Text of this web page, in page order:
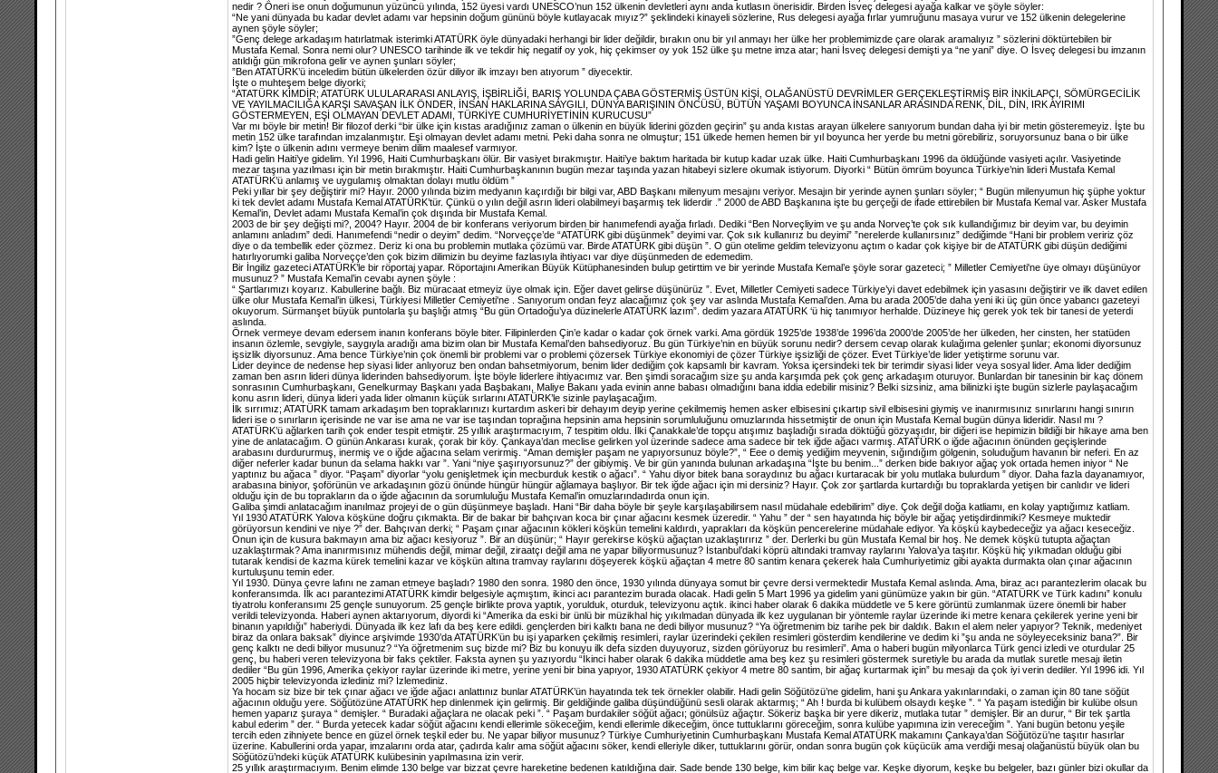
nedir ? Öneri ise onun doğumunun yüzüncü yılında, 152 üyesi vardı UNESCO’nun 152 ülkenin devletleri aynı anda kutlasın önerisidir. Birden İsveç delegesi ayağa kalkar ve şöyle söyler:
“Ne yani dünyada bu kadar devlet adamı var hepsinin doğum gününü böyle kutlayacak mıyız?” şeklindeki kinayeli sözlerine, Rus delegesi ayağa fırlar yumruğunu masaya vurur ve 152 ülkenin delegelerine
aynen şöyle söyler;
”Genç delege arkadaşım hatırlatmak isterimki ATATÜRK öyle dünyadaki herhangi bir lider değildir, bırakın onu bir yıl anmayı her ülke her problemimizde çare olarak aramalıyız ” sözlerini döktürtebilen bir
Mustafa Kemal. Sonra nemi olur? UNESCO tarihinde ilk ve tekdir hiç negatif oy yok, hiç çekimser oy yok 152 ülke şu metne imza atar; hani İsveç delegesi demişti ya “ne yani” diye. O İsveç delegesi bu imzanın
atıldığı gün mikrofona gelir ve aynen şunları söyler;
”Ben ATATÜRK’ü inceledim bütün ülkelerden özür diliyor ilk imzayı ben atıyorum ” diyecektir.
İşte o muhteşem belge diyorki;
“ATATÜRK KİMDİR; ATATÜRK ULULARARASI ANLAYIŞ, İŞBİRLİĞİ, BARIŞ YOLUNDA ÇABA GÖSTERMİŞ ÜSTÜN KİŞİ, OLAĞANÜSTÜ DEVRİMLER GERÇEKLEŞTİRMİŞ BİR İNKİLAPÇI, SÖMÜRGECİLİK
VE YAYILMACILIĞA KARŞI SAVAŞAN İLK ÖNDER, İNSAN HAKLARINA SAYGILI, DÜNYA BARIŞININ ÖNCÜSÜ, BÜTÜN YAŞAMI BOYUNCA İNSANLAR ARASINDA RENK, DİL, DİN, IRK AYIRIMI
GÖSTERMEYEN, EŞİ OLMAYAN DEVLET ADAMI, TÜRKİYE CUMHURİYETİNİN KURUCUSU”
Var mı böyle bir metin! Bir filozof derki “bir ülke için kıstas aradığınız zaman o ülkenin en büyük liderini gözden geçirin” şu anda kıstas arayan ülkelere sanıyorum bundan daha iyi bir metin gösteremeyiz. İşte bu
metin 152 ülke tarafından imzalanmıştır. Eşi olmayan devlet adamı metni. Peki daha sonra ne olmuştur; 151 ülkede hemen hemen bir yıl boyunca her yerde bu metni görebiliriz, soruyorsunuz bana o bir ülke
kim? İşte o ülkenin adını vermeye benim dilim maalesef varmıyor.
Hadi gelin Haiti’ye gidelim. Yıl 1996, Haiti Cumhurbaşkanı ölür. Bir vasiyet bırakmıştır. Haiti’ye baktım haritada bir kutup kadar uzak ülke. Haiti Cumhurbaşkanı 1996 da öldüğünde vasiyeti açılır. Vasiyetinde
mezar taşına yazılması için bir metin bırakmıştır. Haiti Cumhurbaşkanının bugün mezar taşında yazan hitabeyi sizlere okumak istiyorum. Diyorki “ Bütün ömrüm boyunca Türkiye’nin lideri Mustafa Kemal
ATATÜRK’ü anlamış ve uygulamış olmaktan dolayı mutlu öldüm ”
Peki yıllar bir şey değiştirir mi? Hayır. 2000 yılında bizim medyanın kaçırdığı bir bilgi var, ABD Başkanı milenyum mesajını veriyor. Mesajın bir yerinde aynen şunları söyler; “ Bugün milenyumun hiç şüphe yoktur
ki tek devlet adamı Mustafa Kemal ATATÜRK’tür. Çünkü o yılın değil asrın lideri olabilmeyi başarmış tek liderdir .” 2000 de ABD Başkanına işte bu gerçeği de ifade ettirebilen bir Mustafa Kemal var. Asker Mustafa
Kemal’in, Devlet adamı Mustafa Kemal’in çok dışında bir Mustafa Kemal.
2003 de bir şey değişti mi?, 2004? Hayır. 2004 de bir konferans veriyorum birden bir hanımefendi ayağa fırladı. Dediki “Ben Norveçliyim ve şu anda Norveç’te çok sık kullandığımız bir deyim var, bu deyimin
anlamını anladım” dedi. Hanımefendi “nedir o deyim” dedim. “Norveççe’de “ATATÜRK gibi düşünmek” deyimi var. Çok sık kullanırız bu deyimi” ”nerelerde kullanırsınız” dediğimde “Hani bir problem veririz çöz
diye o da tembellik eder çözmez. Deriz ki ona bu problemin mutlaka çözümü var. Birde ATATÜRK gibi düşün ”. O gün otelime geldim televizyonu açtım o kadar çok kişiye bir de ATATÜRK gibi düşün dediğimi
hatırlıyorumki galiba Norveççe’den çok bizim dilimizin bu deyime fazlasıyla ihtiyacı var diye düşünmeden de edemedim.
Bir İngiliz gazeteci ATATÜRK’le bir röportaj yapar. Röportajını Amerikan Büyük Kütüphanesinden bulup getirttim ve bir yerinde Mustafa Kemal’e şöyle sorar gazeteci; ” Milletler Cemiyeti'ne üye olmayı düşünüyor
musunuz? ” Mustafa Kemal’in cevabı aynen şöyle :
“ Şartlarımızı koyarız. Kabullerine bağlı. Biz müracaat etmeyiz üye olmak için. Eğer davet gelirse düşünürüz ”. Evet, Milletler Cemiyeti sadece Türkiye’yi davet edebilmek için yasasını değiştirir ve ilk davet edilen
ülke olur Mustafa Kemal’in ülkesi, Türkiyesi Milletler Cemiyeti'ne . Sanıyorum ondan feyz alacağımız çok şey var aslında Mustafa Kemal’den. Ama bu arada 2005’de daha yeni iki üç gün önce yabancı gazeteyi
okuyorum. Sürmanşet büyük puntolarla şu başlığı atmış “Bu gün Ortadoğu’ya düzinelerle ATATÜRK lazım”. dedim yazara ATATÜRK ‘ü hiç tanımıyor herhalde. Düzineye hiç gerek yok tek bir tanesi de yeterdi
aslında.
Örnek vermeye devam edersem inanın konferans böyle biter. Filipinlerden Çin’e kadar o kadar çok örnek varki. Ama gördük 1925’de 1938’de 1996’da 2000’de 2005’de her ülkeden, her cinsten, her statüden
insanın özlemle, sevgiyle, saygıyla aradığı ama bizim olan bir Mustafa Kemal’den bahsediyoruz. Bu gün Türkiye’nin en büyük sorunu nedir? dersem cevap olarak kulağıma gelenler şunlar; ekonomi diyorsunuz
işsizlik diyorsunuz. Ama bence Türkiye’nin çok önemli bir problemi var o problemi çözersek Türkiye ekonomiyi de çözer Türkiye işsizliği de çözer. Evet Türkiye’de lider yetiştirme sorunu var.
Lider deyince de nedense hep siyasi lider anlıyoruz ben ondan bahsetmiyorum, benim lider dediğim çok kapsamlı bir kavram. Yoksa içersindeki tek bir terimdir siyasi lider veya sosyal lider. Ama lider dediğim
zaman ben asrın lideri dünya liderinden bahsediyorum. İşte böyle liderlere ihtiyacımız var. Ben şimdi soracağım size şu anda karşımda pek çok genç arkadaşım oturuyor. Bunlardan bir tanesinin bir kaç dönem
sonrasının Cumhurbaşkanı, Genelkurmay Başkanı yada Başbakanı, Maliye Bakanı yada evinin anne babası olmadığını bana iddia edebilir misiniz? Belki sizsiniz, ama bilinizki işte bugün sizlerle paylaşacağım
konu asrın lideri, dünya lideri yada lider olmanın küçük sırlarını ATATÜRK’le sizinle paylaşacağım.
İlk sırrımız; ATATÜRK tamam arkadaşım ben topraklarınızı kurtardım askeri bir dehayım deyip yerine çekilmemiş hemen asker elbisesini çıkartıp sivil elbisesini giymiş ve inanırmısınız sınırlarını hangi sınırın
lideri ise o sınırların içerisinde ne var ise ama ne var ise taşından toprağına hepsinin ama hepsinin sorumluluğunu omuzlarında hissetmiştir de onun için Mustafa Kemal bugün dünya lideridir. Nasıl mı ?
ATATÜRK’ü ağlarken tarih çok ender tespit etmiştir. 25 yıllık araştırmacıyım, 7 tespitim oldu. İlki Çanakkale’de topçu atışımız başladığı sırada döktüğü gözyaşıdır, bir diğeri ise hepimizin bildiği bir hikaye ama ben
yine de anlatacağım. O günün Ankarası kurak, çorak bir köy. Çankaya’dan meclise gelirken yol üzerinde sadece ama sadece bir tek iğde ağacı varmış. ATATÜRK o iğde ağacının önünden geçişlerinde
arabasını durdururmuş, inermiş ve o iğde ağacına selam verirmiş. “Aman demişler paşam ne yapıyorsunuz böyle?”, “ Eee o demiş yediğim meyvenin, sığındığım gölgenin, soluduğum havanın bir neferi. En az
diğer neferler kadar bunun da selama hakkı var ”. Yani “niye şaşırıyorsunuz?” der gibiymiş. Ve bir gün yanında bulunan arkadaşına “İşte bu benim...” derken bide bakıyor ağaç yok ortada hemen iniyor “ Ne
yaptınız bu ağaca ” diyor. “Paşam” diyorlar “yolu genişletmek için mecburduk kestik o ağacı”. “ Yahu diyor bitek bana soraydınız bu ağacı kurtaracak bir yolu mutlaka bulurdum ” diyor. Daha fazla dayanamıyor,
arabasına biniyor, şoförünün ve arkadaşının gözü önünde hüngür hüngür ağlamaya başlıyor. Bir tek iğde ağacı için mi dersiniz? Hayır. Çok zor şartlarda kurtardığı bu topraklarda yetişen bir canlıdır ve lideri
olduğu için de bu toprakların da o iğde ağacının da sorumluluğu Mustafa Kemal’in omuzlarındadırda onun için.
Galiba şimdi anlatacağım inanılmaz projeyi de o gün düşünmeye başladı. Hani “Bir daha böyle bir şeyle karşılaşabilirsem nasıl müdahale edebilirim” diye. Çok değil doğa katliamı, en kolay yaptığımız katliam.
Yıl 1930 ATATÜRK Yalova köşküne doğru çıkmakta. Bir de bakar bir bahçıvan koca bir çınar ağacını kesmek üzeredir. “ Yahu ” der “ sen hayatında hiç böyle bir ağaç yetişdirdinmiki? Kesmeye muktedir
görüyorsun kendini ve niye ?” der. Bahçıvan derki; “ Paşam çınar ağacının kökleri köşkün temelini kaldırdı, yaprakları da köşkün pencerelerine müdahale ediyor. Ya köşkü kaybedeceğiz ya ağacı keseceğiz.
Onun için de kusura bakmayın ama biz ağacı kesiyoruz ”. Bir an düşünür; “ Hayır gerekirse köşkü ağaçtan uzaklaştırırız ” der. Derlerki bu gün Mustafa Kemal bir hoş. Ne demek köşkü tutupta ağaçtan
uzaklaştırmak? Ama inanırmısınız mühendis değil, mimar değil, ziraatçı değil ama ne yapar biliyormusunuz? İstanbul’daki köprü altındaki tramvay raylarını Yalova’ya taşıtır. Köşkü hiç yıkmadan olduğu gibi
tutarak kendisi de kazma kürek temelini kazar ve köşkün altına tramvay raylarını döşeyerek köşkü ağaçtan 4 metre 80 santim kenara çekerek hala Cumhuriyetimiz gibi ayakta durmakta olan çınar ağacının
kurtuluşunu temin eder.
Yıl 1930. Dünya çevre lafını ne zaman etmeye başladı? 1980 den sonra. 1980 den önce, 1930 yılında dünyaya somut bir çevre dersi vermektedir Mustafa Kemal aslında. Ama, biraz acı parantezlerim olacak bu
konferansımda. İlk acı parantezimi ATATÜRK kimdir belgesiyle açmıştım, ikinci acı parantezim burada olacak. Hadi gelin 5 Mart 1996 ya gidelim yani günümüze yakın bir gün. “ATATÜRK ve Türk kadını” konulu
tiyatrolu konferansımı 25 gençle sunuyorum. 25 gençle birlikte prova yaptık, yorulduk, oturduk, televizyonu açtık. ikinci haber olarak 6 dakika müddetle ve 5 kere görüntü zumlanmak üzere önemli bir haber
verildi televizyonda. Haberi aynen aktarıyorum, diyordi ki “Amerika da eski bir ünlü bir müzikhal hiç yıkılmadan dünyada ilk kez uygulanan bir yöntemle raylar üzerinde iki metre kenara çekilerek yerine yeni bir
binanın yapıldığı” haberiydi. Dünyada ilk kez lafı da beş kere edildi. gençlerden biri kalktı bana ne dedi biliyor musunuz? “Ya öğretmenim biz tarihe pek bir daldık. Bakın el alem neler yapıyor? Teknik, medeniyet
biraz da onlara baksak” diyince arşivimde 1930’da ATATÜRK’ün bu işi yaparken çekilmiş resimleri, raylar üzerindeki çekilen resimleri gösterdim kendilerine ve dedim ki ”şu anda ne söyleyeceksiniz bana?”. Bir
genç kalktı ne dedi biliyor musunuz? “Ya öğretmenim suç bizde mi? Biz bu konuyu ilk defa sizden duyuyoruz, sizden görüyoruz bu resimleri”. Ama o haberi bugün milyonlarca Türk genci izledi ve oturdular 25
genç, bu haberi veren televizyona bir faks çektiler. Faksta aynen şu yazıyordu “İkinci haber olarak 6 dakika müddetle ama beş kez şu resimleri göstermek suretiyle bu arada da mutlak suretle mesajı iletin
dediler “Bu gün 1996, Amerika çekiyor raylar üzerinde iki metre, yerine yeni bir bina yapıyor, 1930 ATATÜRK çekiyor 4 metre 80 santim, bir ağaç kurtarmak için” bu mesajı da çok iyi verin dediler. Yıl 1996 idi. Yıl
2005 hiçbir televizyonda izlediniz mi? İzlemediniz.
Ya hocam siz bize bir tek çınar ağacı ve iğde ağacı anlattınız bunlar ATATÜRK’ün hayatında tek tek örnekler olabilir. Hadi gelin Söğütözü’ne gidelim, hani şu Ankara yakınlarındaki, o zaman için 80 tane söğüt
ağacının olduğu yere. Söğütözüne ATATÜRK hep dinlenmek için gelirmiş. Bir geldiğinde galiba düşündüğünü sesli olarak aktarmış; “ Ah ! burda bi kulübem olsaydı keşke ”. “ Ya paşam istediğin bir kulübe olsun
hemen yaparız şuraya “ demişler. “ Buradaki ağaçlara ne olacak peki ”. “ Paşam burdakiler söğüt ağacı; gönülsüz ağaçtır. Sökeriz başka bir yere dikeriz, mutlaka tutar ” demişler. Bir an durur, “ Bir tek şartla
kabul ederim ” der. “ Burda yetecek kadar söğüt ağacını kendi ellerimle sökeceğim, kendi ellerimle dikeceğim, önce tuttuklarını göreceğim, sonra kulübe yapımına izin vereceğim ”. Yani bugün betonu yeşile
tercih eden zihniyete bence en güzel örnek teşkil eder bu. Ne yapar biliyor musunuz? Türkiye Cumhuriyetinin Cumhurbaşkanı Mustafa Kemal ATATÜRK makamını Çankaya’dan Söğütözü’ne taşıtır hasırlar
üzerine. Kabullerini orda yapar, imzalarını orda atar, çadırda kalır ama söğüt ağacını söker, kendi elleriyle diker, tuttuklarını görür, ondan sonra bugün çok küçücük ama verdiği mesaj olağanüstü büyük olan bu
Söğütözü’ndeki küçük ATATÜRK kulübesinin yapılmasına izin verir.
25 yıllık araştırmacıyım. Benim elimde 130 belge var bizzat çevre hareketine bedenen katıldığına dair. Sade bende 130 belge, kim bilir kaç belge var. Keşke diyorum, keşke bu belgeler, bazı günler bizi okullar da